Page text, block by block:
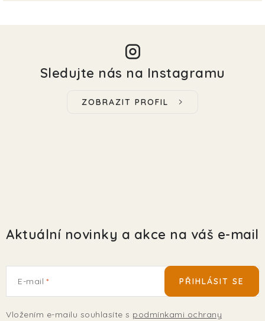
Sledujte nás na Instagramu
ZOBRAZIT PROFIL
Aktuální novinky a akce na váš e-mail
E-mail
Vložením e-mailu souhlasíte s podmínkami ochrany
PŘIHLÁSIT SE